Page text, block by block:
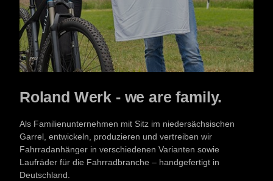
Roland Werk - we are family.
Als Familienunternehmen mit Sitz im niedersächsischen
Garrel, entwickeln, produzieren und vertreiben wir
Fahrradanhänger in verschiedenen Varianten sowie
Laufräder für die Fahrradbranche – handgefertigt in
Deutschland.